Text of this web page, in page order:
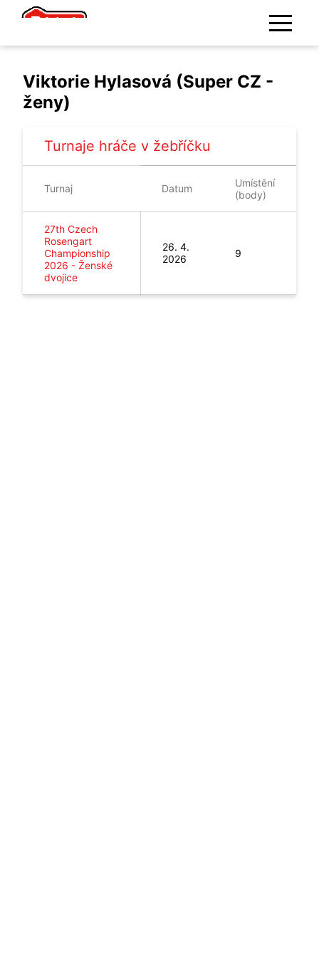
Viktorie Hylasová (Super CZ -
ženy)
Turnaje hráče v žebříčku
Turnaj Datum
Umístění
(body)
27th Czech
Rosengart
Championship
2026 - Ženské
dvojice
26. 4.
2026
9